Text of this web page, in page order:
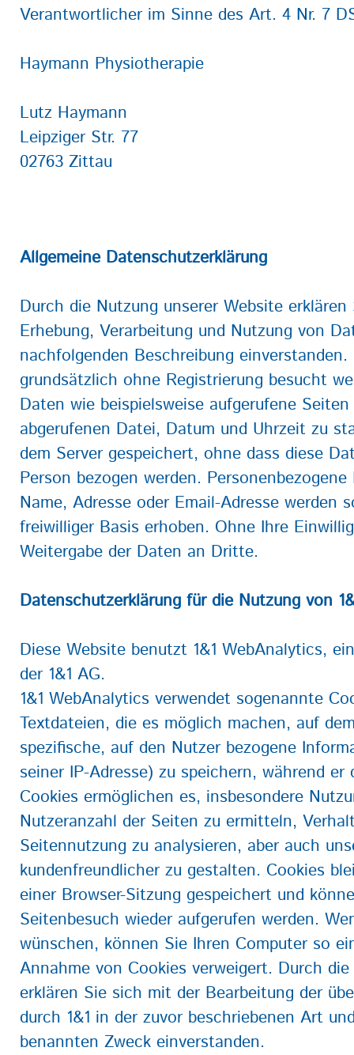
Verantwortlicher im Sinne des Art. 4 Nr. 7
Haymann Physiotherapie
Lutz Haymann
Leipziger Str. 77
02763 Zittau
Allgemeine Datenschutzerklärung
Durch die Nutzung unserer Website
Erhebung, Verarbeitung und Nutzung von
nachfolgenden Beschreibung
grundsätzlich ohne Registrierung besucht
Daten wie beispielsweise aufgerufene
abgerufenen Datei, Datum und Uhrzeit zu
dem Server gespeichert, ohne dass diese
Person bezogen werden.
Name, Adresse oder Email-Adresse werden
freiwilliger Basis erhoben. Ohne Ihre
Weitergabe der Daten an Dritte.
Datenschutzerklärung für die Nutzung von
Diese Website benutzt 1&1 WebAnalytics,
der 1&1 AG.
1&1 WebAnalytics verwendet sogenannte
Textdateien, die es möglich machen, auf
spezifische, auf den Nutzer bezogene
seiner IP-Adresse) zu speichern, während
Cookies ermöglichen es, insbesondere
Nutzeranzahl der Seiten zu ermitteln,
Seitennutzung zu analysieren, aber auch
kundenfreundlicher zu gestalten. Cookies
einer Browser-Sitzung gespeichert und
Seitenbesuch wieder aufgerufen werden.
wünschen, können Sie Ihren Computer so
Annahme von Cookies verweigert. Durch
erklären Sie sich mit der Bearbeitung der
durch 1&1 in der zuvor beschriebenen Art
benannten Zweck einverstanden.